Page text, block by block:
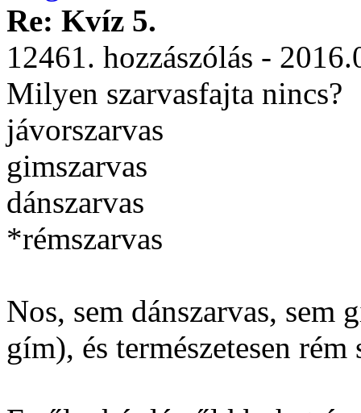
Re: Kvíz 5.
12461. hozzászólás -
Milyen szarvasfajta nincs?
jávorszarvas
gimszarvas
dánszarvas
*rémszarvas
Nos, sem dánszarvas, sem
gím), és természetesen rém